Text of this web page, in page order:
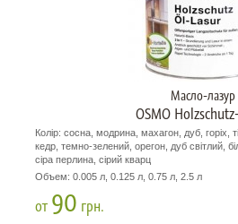
Масло-лазур
OSMO
Колір: сосна, модрина, махагон, дуб, горіх,
кедр, темно-зелений, орегон, дуб світлий,
сіра перлина, сірий кварц
Объем: 0.005 л, 0.125 л, 0.75 л, 2.5 л
от 90 грн.